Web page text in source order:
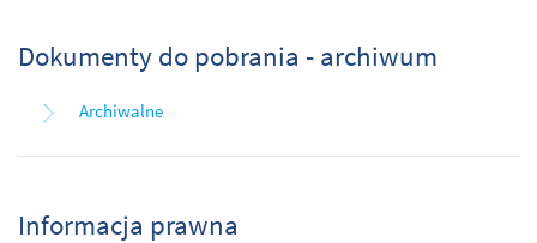
Dokumenty do pobrania - archiwum
Archiwalne
Informacja prawna